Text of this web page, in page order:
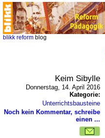
blikk reform blog
Keim Sibylle
Donnerstag, 14. April 2016
Kategorie:
Unterrichtsbausteine
Noch kein Kommentar, schreibe
einen ...